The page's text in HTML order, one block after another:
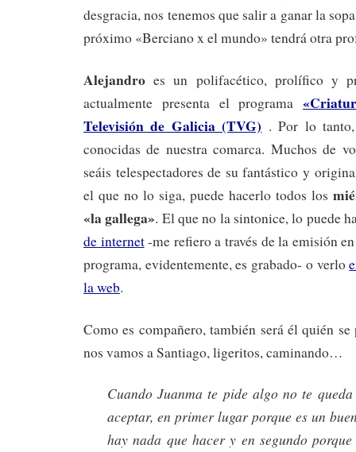
desgracia, nos tenemos que salir a ganar la
próximo «Berciano x el mundo» tendrá otra
Alejandro es un polifacético, prolífico y
actualmente presenta el programa
Televisión de Galicia (TVG) . Por lo
conocidas de nuestra comarca. Muchos de
seáis telespectadores de su fantástico y
el que no lo siga, puede hacerlo todos los
«la gallega». El que no la sintonice, lo puede
de internet-me refiero a través de la emisión
programa, evidentemente, es grabado- o verlo
la web.
Como es compañero, también será él quién
nos vamos a Santiago, ligeritos, caminando…
Cuando Juanma te pide algo no te
aceptar, en primer lugar porque es un
hay nada que hacer y en segundo